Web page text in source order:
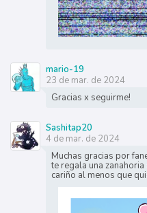
mario-19
23 de mar. de 2024
Gracias x seguirme!
Sashitap20
4 de mar. de 2024
Muchas gracias por
te regala una
cariño al menos que